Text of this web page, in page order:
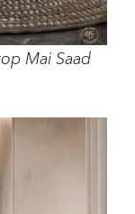
Mai Saad